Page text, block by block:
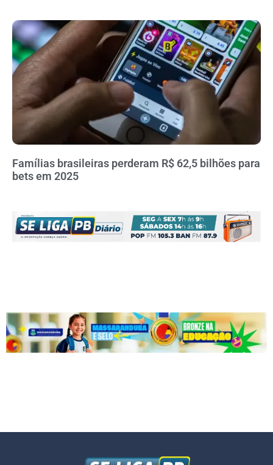
Famílias brasileiras perderam R$ 62,5 bilhões para
bets em 2025